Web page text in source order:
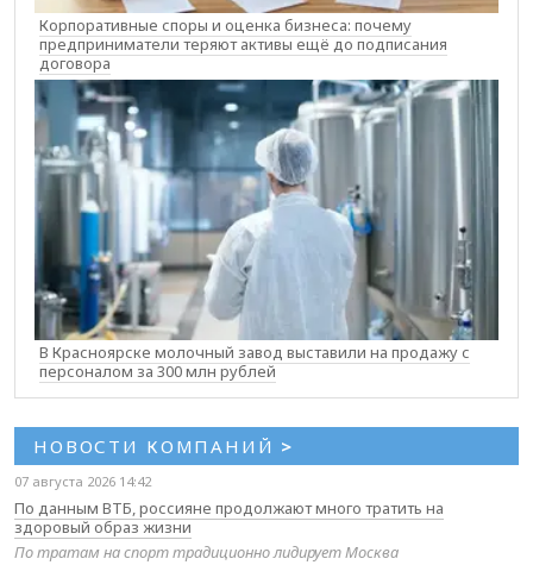
Корпоративные споры и оценка бизнеса: почему
предприниматели теряют активы ещё до подписания
договора
В Красноярске молочный завод выставили на продажу с
персоналом за 300 млн рублей
НОВОСТИ КОМПАНИЙ >
07 августа 2026 14:42
По данным ВТБ, россияне продолжают много тратить на
здоровый образ жизни
По тратам на спорт традиционно лидирует Москва